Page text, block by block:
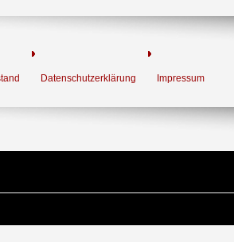
Datenschutzerklärung Impressum